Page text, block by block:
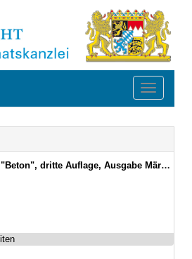
Toggle
dritte Auflage, Ausgabe März 2010